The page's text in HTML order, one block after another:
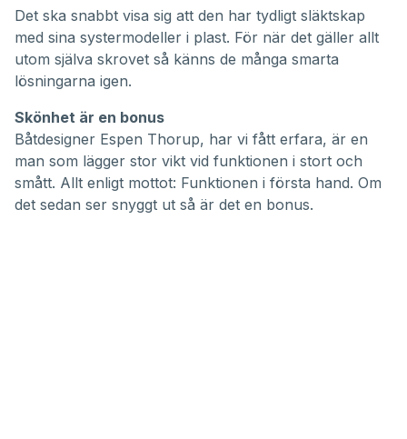
Det ska snabbt visa sig att den har tydligt släktskap
med sina systermodeller i plast. För när det gäller allt
utom själva skrovet så känns de många smarta
lösningarna igen.
Skönhet är en bonus
Båtdesigner Espen Thorup, har vi fått erfara, är en
man som lägger stor vikt vid funktionen i stort och
smått. Allt enligt mottot: Funktionen i första hand. Om
det sedan ser snyggt ut så är det en bonus.